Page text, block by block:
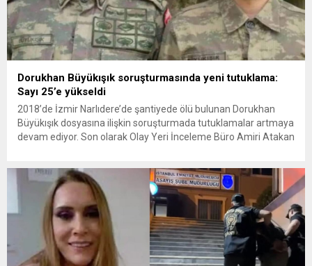
Dorukhan Büyükışık soruşturmasında yeni tutuklama:
Sayı 25’e yükseldi
2018’de İzmir Narlıdere’de şantiyede ölü bulunan Dorukhan
Büyükışık dosyasına ilişkin soruşturmada tutuklamalar artmaya
devam ediyor. Son olarak Olay Yeri İnceleme Büro Amiri Atakan
bulunan Dorukhan Büyükışık’a ilişkin yeniden açılan
soruşturmada tutuklamalar genişliyor. Son olarak dönemin...